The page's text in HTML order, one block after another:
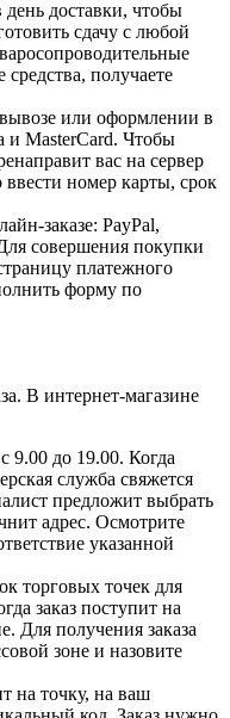
доставки, чтобы
сдачу с любой
получаете
или оформлении в
и MasterCard. Чтобы
вас на сервер
номер карты, срок
заказе: PayPal,
совершения покупки
платежного
форму по
В интернет-магазине
9.00 до 19.00. Когда
служба свяжется
предложит выбрать
адрес. Осмотрите
указанной
торговых точек для
заказ поступит на
Для получения заказа
зоне и назовите
на точку, на ваш